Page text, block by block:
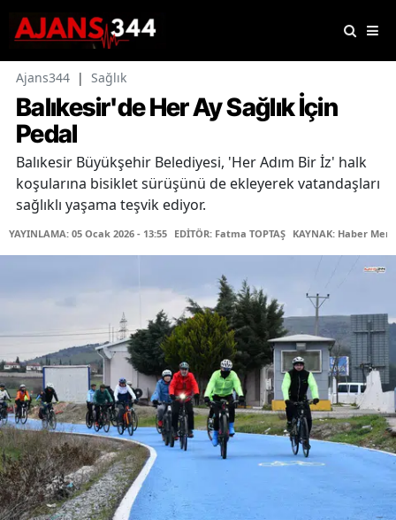
Ajans344 | Sağlık
Balıkesir'de Her Ay Sağlık İçin
Pedal
Balıkesir Büyükşehir Belediyesi, 'Her Adım Bir İz' halk
koşularına bisiklet sürüşünü de ekleyerek vatandaşları
sağlıklı yaşama teşvik ediyor.
YAYINLAMA: 05 Ocak 2026 - 13:55 EDİTÖR: Fatma TOPTAŞ KAYNAK: Haber